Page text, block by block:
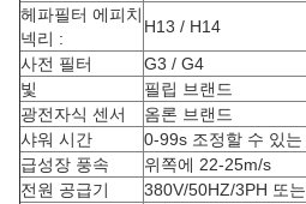
헤파필터 에피치
넥리 :
H13 / H14
사전 필터
G3 / G4
빛
필립 브랜드
광전자식 센서
옴론 브랜드
샤워 시간
0-99s 조정할 수 있는
급성장 풍속
위쪽에 22-25m/s
전원 공급기
380V/50HZ/3PH 또